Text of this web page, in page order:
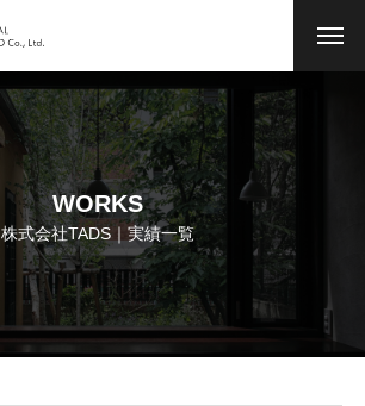
お知らせ
会社案内
WORKS
株式会社TADS｜実績一覧